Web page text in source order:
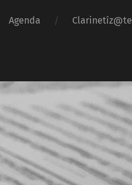
Agenda Clarinetíz@te